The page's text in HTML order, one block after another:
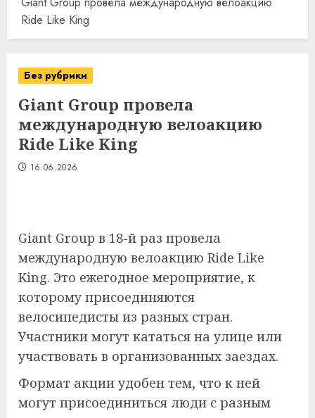
Ride Like King
Без рубрики
Giant Group провела
международную велоакцию
Ride Like King
16.06.2026
Giant Group в 18-й раз провела
международную велоакцию Ride Like
King. Это ежегодное мероприятие, к
которому присоединяются
велосипедисты из разных стран.
Участники могут кататься на улице или
участвовать в организованных заездах.
Формат акции удобен тем, что к ней
могут присоединиться люди с разным